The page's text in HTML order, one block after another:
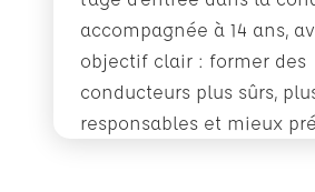
accompagnée à 14 ans,
objectif clair : former des
conducteurs plus sûrs,
responsables et mieux
En savoir plus
Conduite accompagnée